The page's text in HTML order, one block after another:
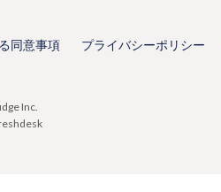
同意事項 プライバシーポリシー
Inc.